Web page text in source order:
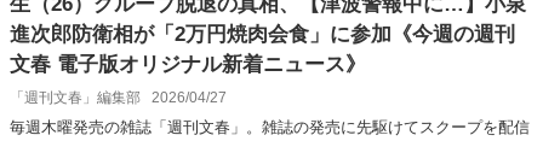
進次郎防衛相が「2万円焼肉会食」に参加《今週の週刊
文春 電子版オリジナル新着ニュース》
「週刊文春」編集部 2026/04/27
毎週木曜発売の雑誌「週刊文春」。雑誌の発売に先駆けてスクープを配信